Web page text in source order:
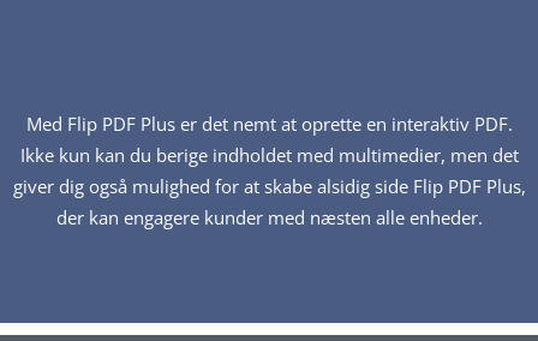
Med Flip PDF Plus er det nemt at oprette en interaktiv PDF.
Ikke kun kan du berige indholdet med multimedier, men det
giver dig også mulighed for at skabe alsidig side Flip PDF Plus,
der kan engagere kunder med næsten alle enheder.